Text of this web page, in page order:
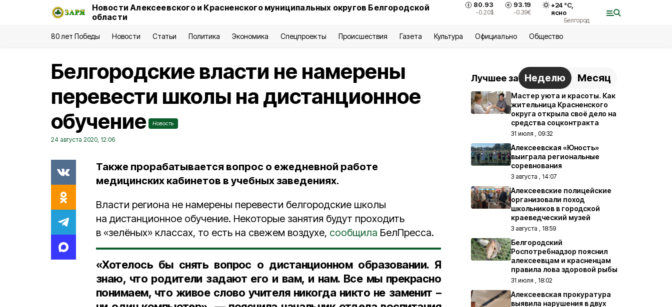
Новости Алексеевского и Красненского муниципальных округов Белгородской
области
80.93
-0.20$
93.19
-0.39€
+24 °С,
ясно
Белгород
80 лет Победы Новости Статьи Политика Экономика Спецпроекты Происшествия Газета Культура Официально Общество
Белгородские власти не намерены
перевести школы на дистанционное
обучение
Новость
24 августа 2020, 12:06
Также прорабатывается вопрос о ежедневной работе
медицинских кабинетов в учебных заведениях.
Власти региона не намерены перевести белгородские школы
на дистанционное обучение. Некоторые занятия будут проходить
в «зелёных» классах, то есть на свежем воздухе, сообщила БелПресса.
«Хотелось бы снять вопрос о дистанционном образовании. Я
знаю, что родители задают его и вам, и нам. Все мы прекрасно
понимаем, что живое слово учителя никогда никто не заменит –
Лучшее за Неделю Месяц
Мастер уюта и красоты. Как
жительница Красненского
округа открыла своё дело на
средства соцконтракта
31 июля , 09:32
Алексеевская «Юность»
выиграла региональные
соревнования
3 августа , 14:07
Алексеевские полицейские
организовали поход
школьников в городской
краеведческий музей
3 августа , 18:59
Белгородский
Роспотребнадзор пояснил
алексеевцам и красненцам
правила лова здоровой рыбы
31 июля , 18:02
Алексеевская прокуратура
выявила нарушения в двух